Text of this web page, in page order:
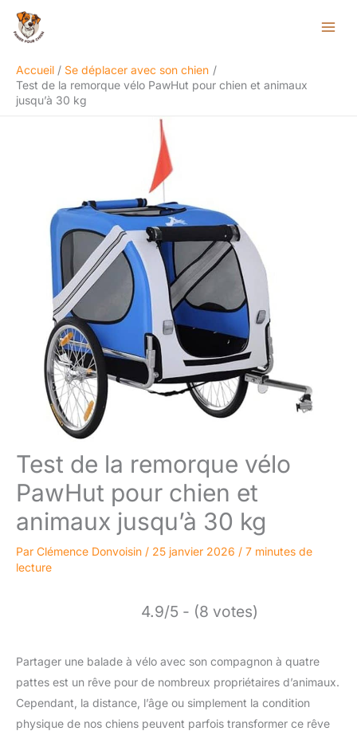
Aller
Accueil
Se déplacer avec son chien
Test de la remorque vélo PawHut pour chien et animaux
jusqu’à 30 kg
Test de la remorque vélo
PawHut pour chien et
animaux jusqu’à 30 kg
Par Clémence Donvoisin / 25 janvier 2026 / 7 minutes de
lecture
4.9/5 - (8 votes)
Partager une balade à vélo avec son compagnon à quatre
pattes est un rêve pour de nombreux propriétaires d’animaux.
Cependant, la distance, l’âge ou simplement la condition
physique de nos chiens peuvent parfois transformer ce rêve
Rechercher